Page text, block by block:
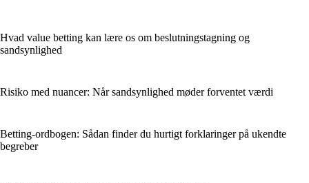
Hvad value betting kan lære os om beslutningstagning og
sandsynlighed
Risiko med nuancer: Når sandsynlighed møder forventet værdi
Betting-ordbogen: Sådan finder du hurtigt forklaringer på ukendte
begreber